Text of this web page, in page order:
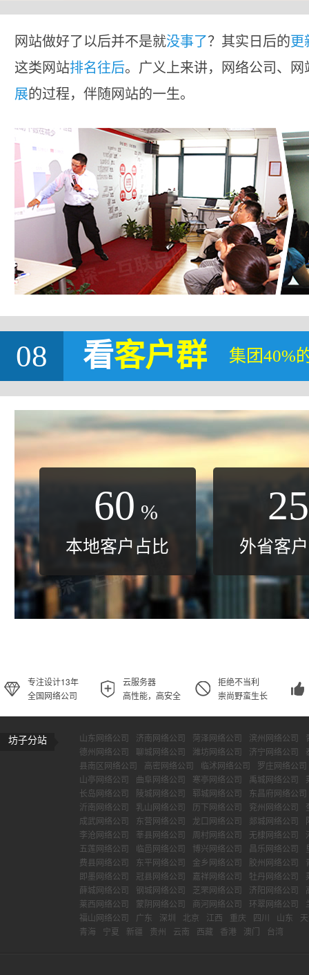
网站做好了以后并不是就没事了？其实日后的更
这类网站排名往后。广义上来讲，网络公司、
展的过程，伴随网站的一生。
08 看客户群 集团40%
60 %
本地客户占比
25
外省客
专注设计13年
全国网络公司
云服务器
高性能，高安全
拒绝不当利
崇尚野蛮生长
坊子分站 山东网络公司 济南网络公司 菏泽网络公司 滨州网络公司
德州网络公司
聊城网络公司 潍坊网络公司 济宁网络公司
县南区网络公司
高密网络公司 临沭网络公司
罗庄网络公司
山亭网络公司
曲阜网络公司 寒亭网络公司 禹城网络公司
长岛网络公司
陵城网络公司 郓城网络公司
东昌府网络公司
沂南网络公司
乳山网络公司 历下网络公司 兖州网络公司
成武网络公司
东营网络公司 龙口网络公司 郯城网络公司
李沧网络公司
莘县网络公司 周村网络公司 无棣网络公司
五莲网络公司
临邑网络公司 博兴网络公司 昌乐网络公司
费县网络公司
东平网络公司 金乡网络公司 胶州网络公司
即墨网络公司
冠县网络公司 嘉祥网络公司 牡丹网络公司
薛城网络公司
钢城网络公司 芝罘网络公司 济阳网络公司
莱西网络公司
蒙阴网络公司 商河网络公司 环翠网络公司
福山网络公司
广东 深圳 北京 江西 重庆 四川 山东
青海
宁夏 新疆 贵州 云南 西藏 香港 澳门 台湾